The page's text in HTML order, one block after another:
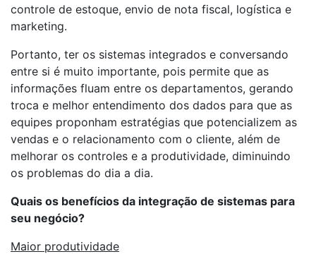
controle de estoque, envio de nota fiscal, logística e
marketing.
Portanto, ter os sistemas integrados e conversando
entre si é muito importante, pois permite que as
informações fluam entre os departamentos, gerando
troca e melhor entendimento dos dados para que as
equipes proponham estratégias que potencializem as
vendas e o relacionamento com o cliente, além de
melhorar os controles e a produtividade, diminuindo
os problemas do dia a dia.
Quais os benefícios da integração de sistemas para
seu negócio?
Maior produtividade